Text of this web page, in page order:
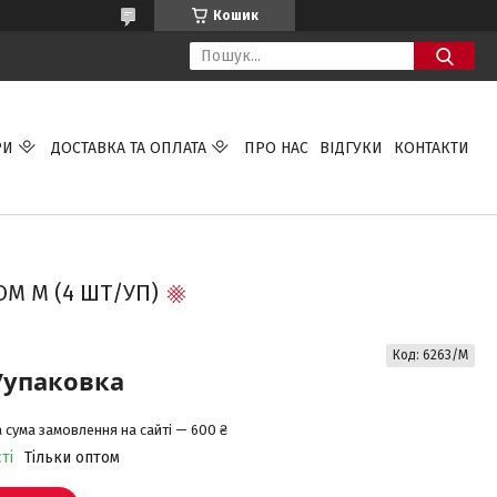
Кошик
ДОСТАВКА ТА ОПЛАТА ПРО НАС ВІДГУКИ КОНТАКТИ
M (4 ШТ/УП)
сума замовлення на сайті — 600 ₴
Тільки оптом
Код: 6263/M